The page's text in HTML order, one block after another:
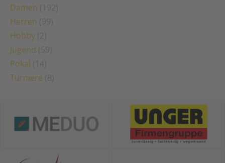
Damen
Herren
Hobby
Jugend
Pokal
Turniere